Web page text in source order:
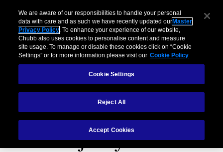
Chubb-ryhmän
tietosuojakäytäntö
We are aware of our responsibilities to handle your personal
data with care and as such we have recently updated our Master
Privacy Policy. To enhance your experience of our website,
Chubb also uses cookies to personalise content and measure
site usage. To manage or disable these cookies click on “Cookie
Settings” or for more information please visit our Cookie Policy
Cookie Settings
Reject All
Accept Cookies